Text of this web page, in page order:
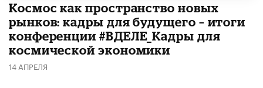
Космос как пространство новых
рынков: кадры для будущего – итоги
конференции #ВДЕЛЕ_Кадры для
космической экономики
14 АПРЕЛЯ